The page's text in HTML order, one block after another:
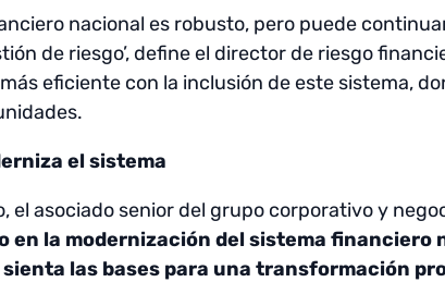
nacional es robusto, pero puede
de riesgo’, define el director de riesgo
eficiente con la inclusión de este sistema,
el sistema
el asociado senior del grupo corporativo y
en la modernización del sistema financiero
las bases para una transformación